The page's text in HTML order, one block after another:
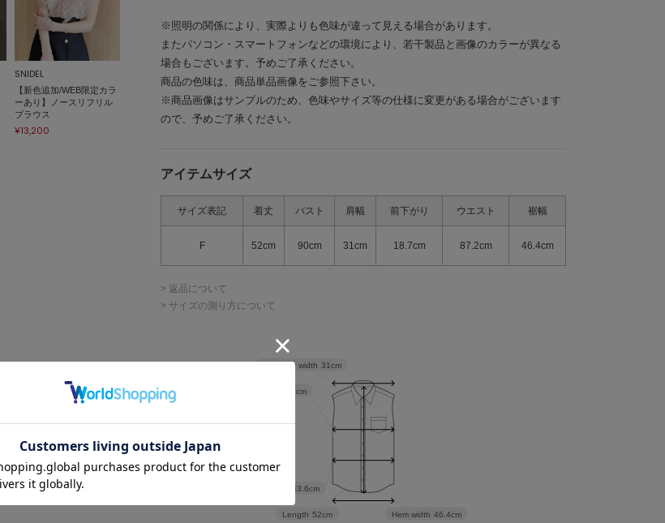
※照明の関係により、実際よりも色味が違って見える場合があります。
またパソコン・スマートフォンなどの環境により、若干製品と画像のカラーが異なる
場合もございます。予めご了承ください。
商品の色味は、商品単品画像をご参照下さい。
※商品画像はサンプルのため、色味やサイズ等の仕様に変更がある場合がございます
ので、予めご了承ください。
アイテムサイズ
サイズ表記 着丈 バスト 肩幅 前下がり ウエスト 裾幅
F 52cm 90cm 31cm 18.7cm 87.2cm 46.4cm
> 返品について
> サイズの測り方について
Hem width 46.4cm
Length 52cm
43.6cm
45cm
Shoulder width 31cm
SNIDEL
【新色追加/WEB限定カラ
ーあり】ノースリフリル
ブラウス
¥13,200